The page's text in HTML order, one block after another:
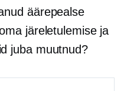
äärepealse
järeletulemise ja
juba muutnud?